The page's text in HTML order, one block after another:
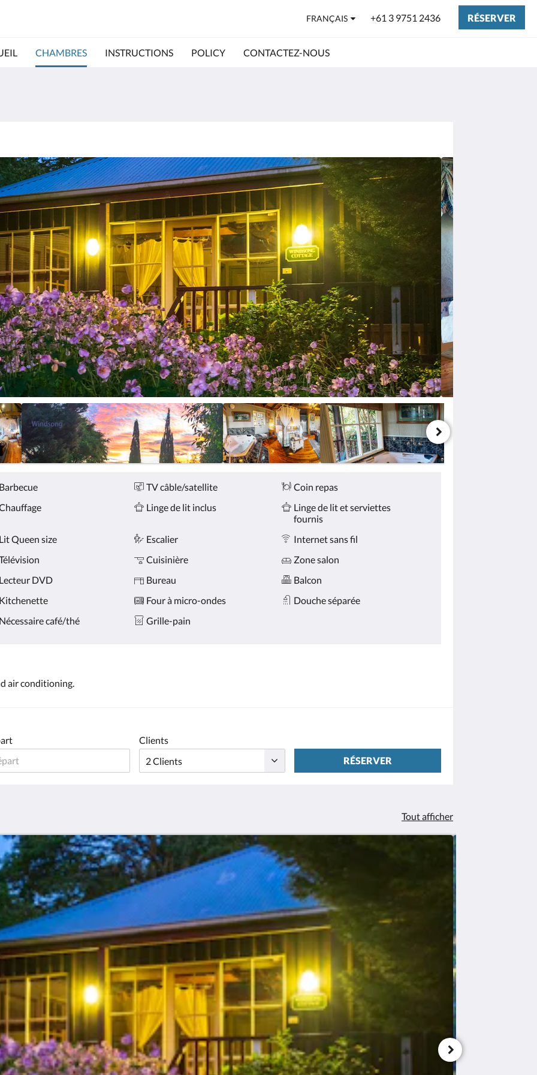
FRANÇAIS +61 3 9751 2436 RÉSERVER
CHAMBRES INSTRUCTIONS POLICY CONTACTEZ-NOUS
Barbecue TV câble/satellite
Coin repas
Linge de lit inclus
Linge de lit et serviettes
fournis
Lit Queen size Escalier
Internet sans fil
Cuisinière
Zone salon
Lecteur DVD Bureau
Balcon
Kitchenette Four à micro-ondes
Douche séparée
Nécessaire café/thé Grille-pain
air conditioning.
Clients
RÉSERVER
Tout afficher